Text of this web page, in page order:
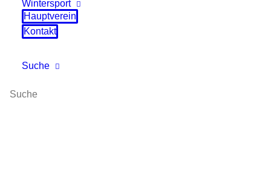
Wintersport
Hauptverein
Kontakt
Suche